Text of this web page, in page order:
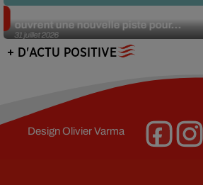
31 juillet 2026
ouvrent une nouvelle piste pour...
+ D'ACTU POSITIVE
DesignOlivier Varma